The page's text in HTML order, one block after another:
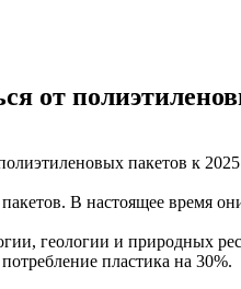
от
пакетов к
В настоящее время
геологии и природных
пластика на 30%.